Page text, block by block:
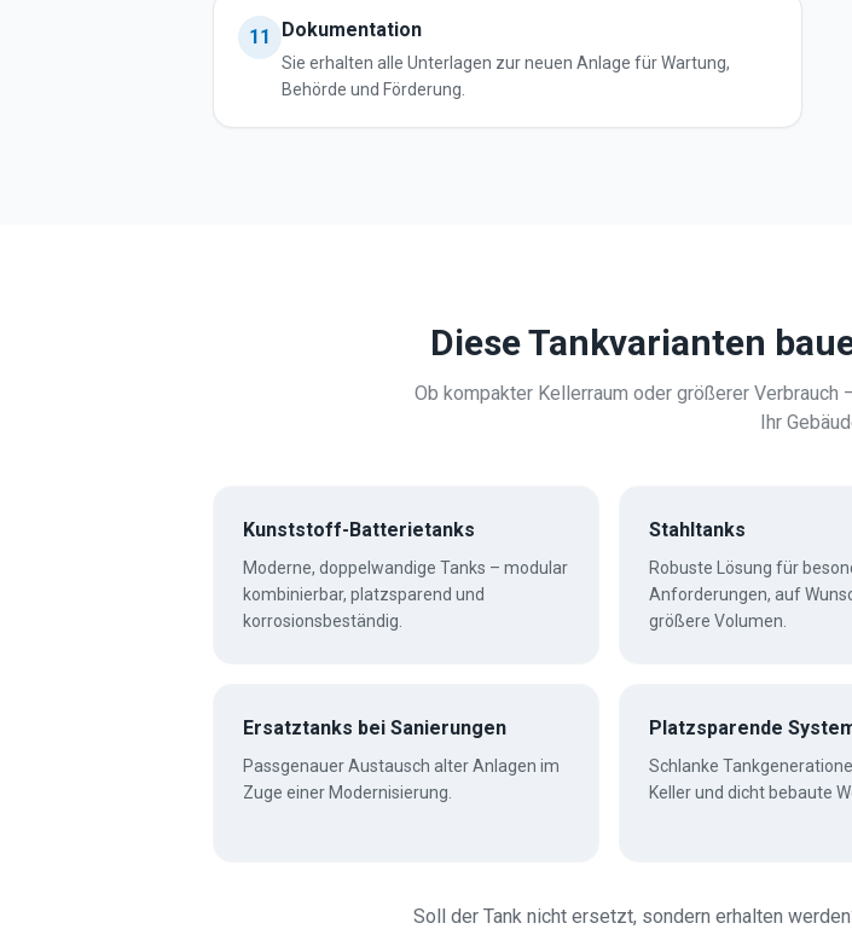
11 Dokumentation
Sie erhalten alle Unterlagen zur neuen Anlage für Wartung,
Behörde und Förderung.
Diese Tankvarianten
Ob kompakter Kellerraum oder größerer
Ihr
Kunststoff-Batterietanks
Moderne, doppelwandige Tanks – modular
kombinierbar, platzsparend und
korrosionsbeständig.
Stahltanks
Robuste Lösung für
Anforderungen, auf
größere Volumen.
Ersatztanks bei Sanierungen
Passgenauer Austausch alter Anlagen im
Zuge einer Modernisierung.
Platzsparende
Schlanke
Keller und dicht bebaute
Soll der Tank nicht ersetzt, sondern erhalten